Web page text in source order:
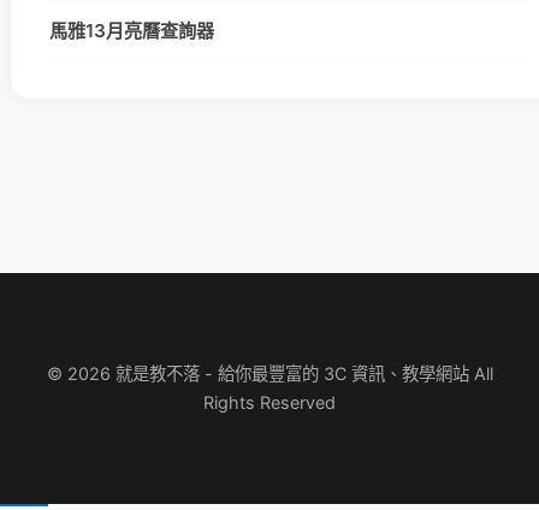
馬雅13月亮曆查詢器
© 2026 就是教不落 - 給你最豐富的 3C 資訊、教學網站 All
Rights Reserved